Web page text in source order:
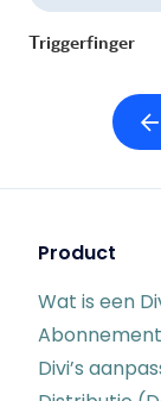
Triggerfinger
Product
Wat is een
Divi’s